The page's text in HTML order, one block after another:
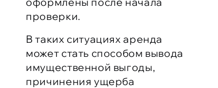
проверки.
В таких ситуациях аренда
может стать способом вывода
имущественной выгоды,
причинения ущерба